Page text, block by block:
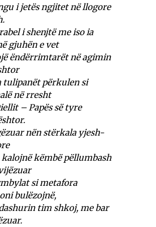
i jetës ngjitet në llogore
i shenjtë me iso ia
gjuhën e vet
ëndërrimtarët në agimin
tulipanët përkulen si
në rresht
– Papës së tyre
nën stërkala yjesh-
këmbë pëllumbash
si metafora
bulëzojnë,
tim shkoj, me bar